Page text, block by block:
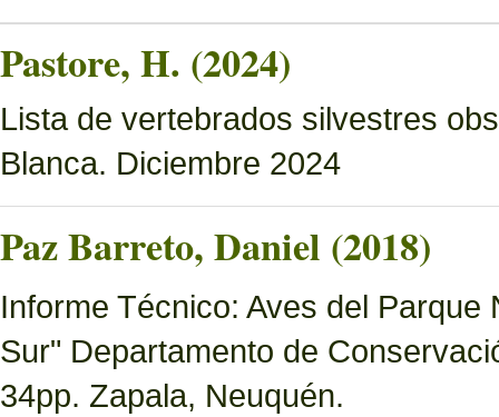
Pastore, H. (2024)
Lista de vertebrados silvestres
Blanca. Diciembre 2024
Paz Barreto, Daniel (2018)
Informe Técnico: Aves del
Sur" Departamento de
34pp. Zapala, Neuquén.